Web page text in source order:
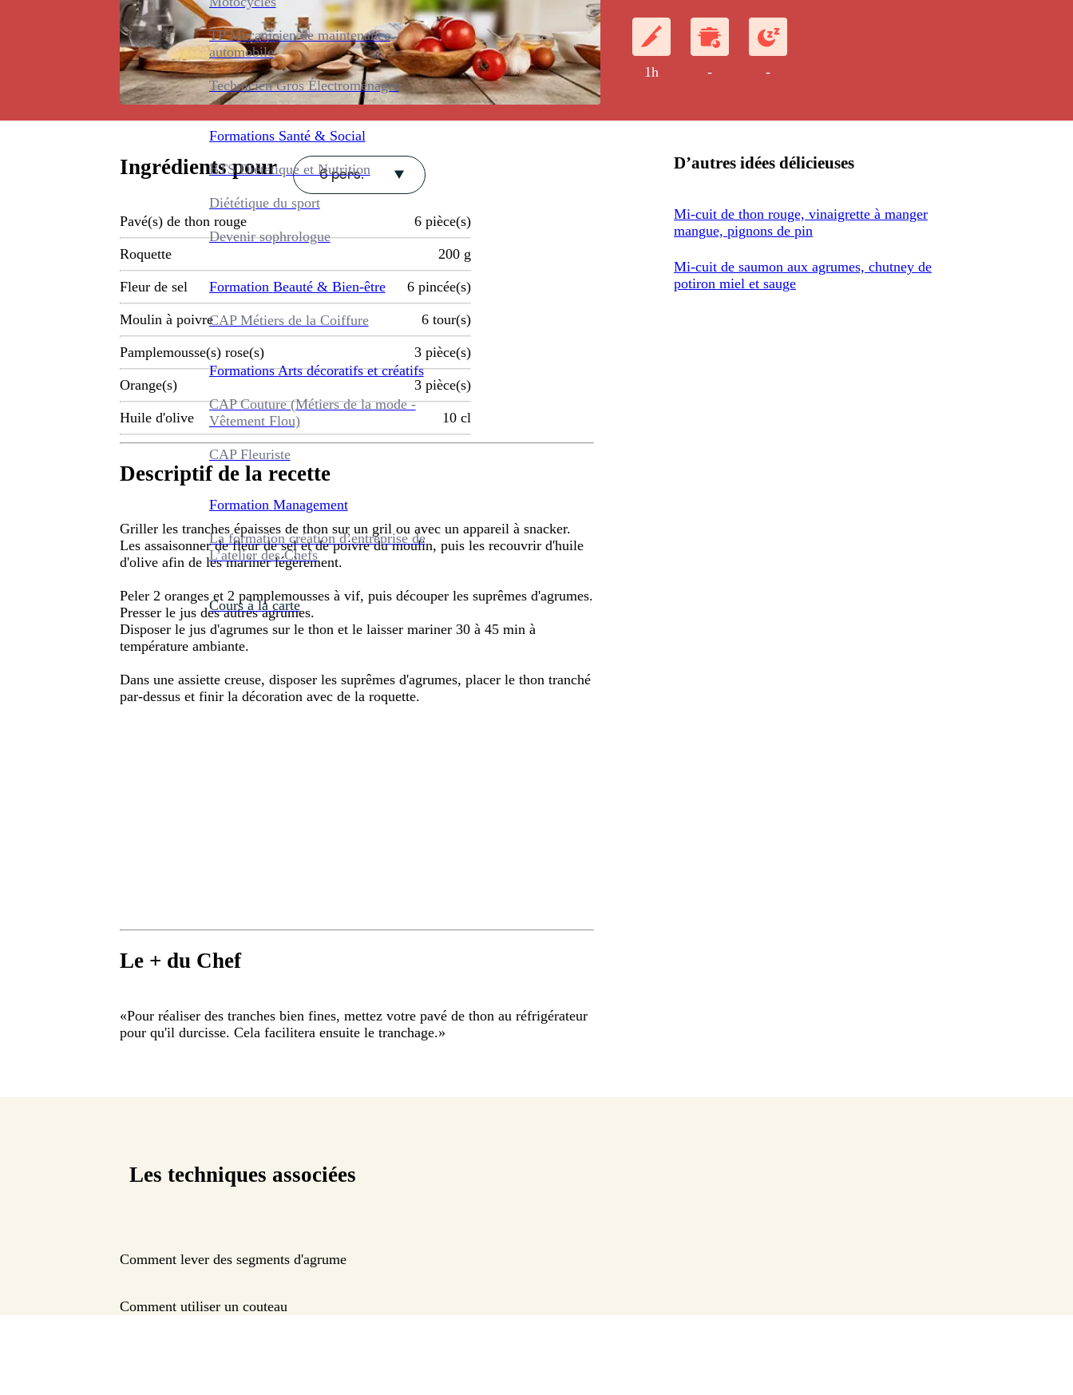
TP Mécanicien de maintenance
automobile
Technicien Gros Électroménager
Formations Santé & Social
BTS Diététique et Nutrition
Diététique du sport
Devenir sophrologue
Formation Beauté & Bien-être
CAP Métiers de la Coiffure
Formations Arts décoratifs et créatifs
CAP Couture (Métiers de la mode -
Vêtement Flou)
CAP Fleuriste
Formation Management
La formation création d’entreprise de
L’atelier des Chefs
Cours à la carte
1h - -
Ingrédients pour 6 pers.
Pavé(s) de thon rouge 6 pièce(s)
Roquette 200 g
Fleur de sel 6 pincée(s)
Moulin à poivre 6 tour(s)
Pamplemousse(s) rose(s) 3 pièce(s)
Orange(s) 3 pièce(s)
Huile d'olive 10 cl
Descriptif de la recette
Griller les tranches épaisses de thon sur un gril ou avec un appareil à snacker.
Les assaisonner de fleur de sel et de poivre du moulin, puis les recouvrir d'huile
d'olive afin de les mariner légèrement.
Peler 2 oranges et 2 pamplemousses à vif, puis découper les suprêmes d'agrumes.
Presser le jus des autres agrumes.
Disposer le jus d'agrumes sur le thon et le laisser mariner 30 à 45 min à
température ambiante.
Dans une assiette creuse, disposer les suprêmes d'agrumes, placer le thon tranché
par-dessus et finir la décoration avec de la roquette.
Le + du Chef
«Pour réaliser des tranches bien fines, mettez votre pavé de thon au réfrigérateur
pour qu'il durcisse. Cela facilitera ensuite le tranchage.»
D’autres idées délicieuses
Mi-cuit de thon rouge, vinaigrette à manger
mangue, pignons de pin
Mi-cuit de saumon aux agrumes, chutney de
potiron miel et sauge
Les techniques associées
Comment lever des segments d'agrume
Comment utiliser un couteau